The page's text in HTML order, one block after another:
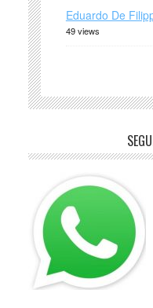
Eduardo De
49 views